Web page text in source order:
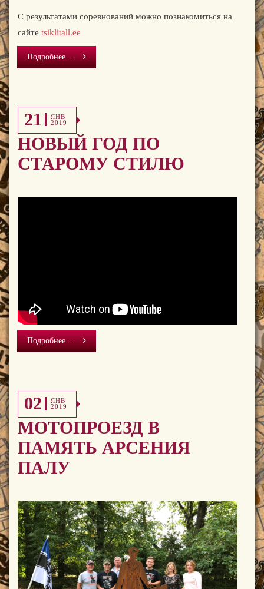
С результатами соревнований можно познакомиться на
сайте tsiklitall.ee
Подробнее ...
21
ЯНВ
2019
НОВЫЙ ГОД ПО
СТАРОМУ СТИЛЮ
Подробнее ...
02
ЯНВ
2019
МОТОПРОЕЗД В
ПАМЯТЬ АРСЕНИЯ
ПАЛУ